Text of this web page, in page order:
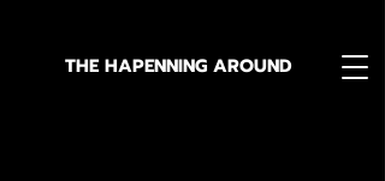
THE HAPENNING AROUND